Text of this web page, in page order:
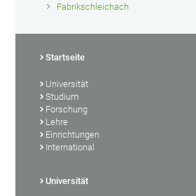
Fabrikschleichach
Startseite
Universität
Studium
Forschung
Lehre
Einrichtungen
International
Universität